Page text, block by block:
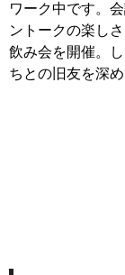
ワーク中です。
ントークの楽し
飲み会を開催。
ちとの旧友を深